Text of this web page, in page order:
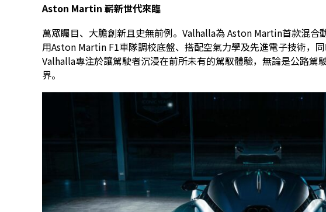
Aston Martin 嶄新世代來臨
萬眾矚目、大膽創新且史無前例。Valhalla為 Aston Martin首款混合
用Aston Martin F1車隊調校底盤、搭配空氣力學及先進電子技術，
Valhalla專注於讓駕駛者沉浸在前所未有的駕馭體驗，無論是公路駕
界。